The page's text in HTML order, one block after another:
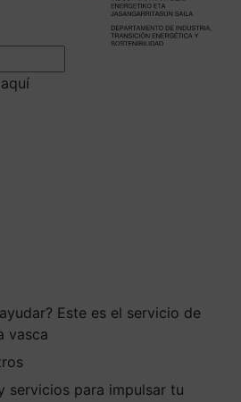
Este es el servicio de
vasca
servicios para impulsar tu